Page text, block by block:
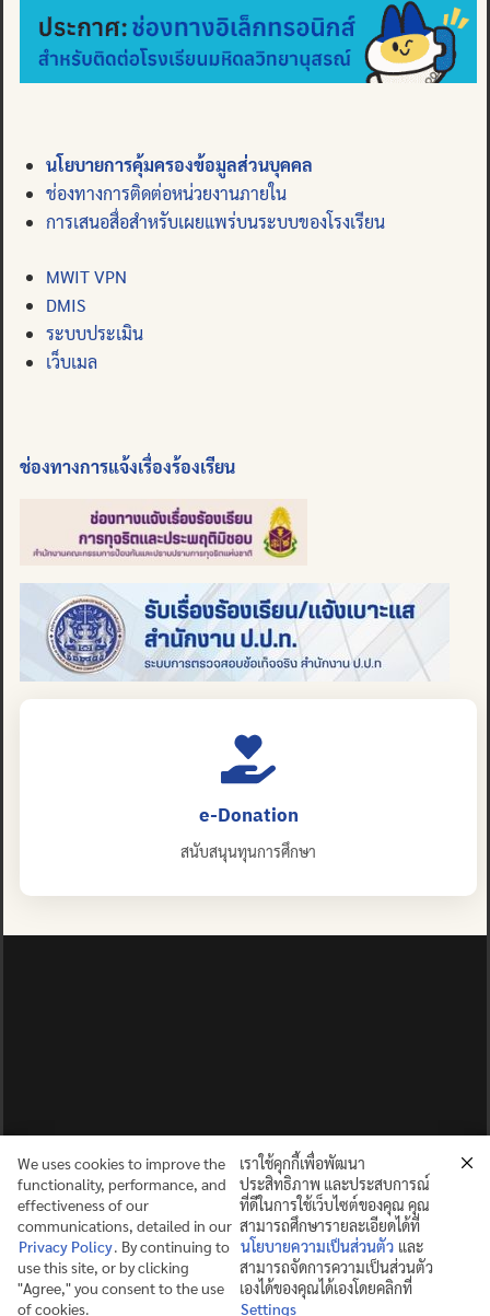
นโยบายการคุ้มครองข้อมูลส่วนบุคคล
ช่องทางการติดต่อหน่วยงานภายใน
การเสนอสื่อสำหรับเผยแพร่บนระบบของโรงเรียน
MWIT VPN
DMIS
ระบบประเมิน
เว็บเมล
ช่องทางการแจ้งเรื่องร้องเรียน
e-Donation
สนับสนุนทุนการศึกษา
ปญฺญาย ปริสุชฺฌติ (คนย่อมบริสุทธิ์ด้วยปัญญา)
©2025 MAHIDOL WITTAYANUSORN SCHOOL. ALL RIGHTS
We uses cookies to improve the
functionality, performance, and
effectiveness of our
communications, detailed in our
Privacy Policy. By continuing to
use this site, or by clicking
"Agree," you consent to the use
of cookies.
เราใช้คุกกี้เพื่อพัฒนา
ประสิทธิภาพ และประสบการณ์
ที่ดีในการใช้เว็บไซต์ของคุณ คุณ
สามารถศึกษารายละเอียดได้ที่
นโยบายความเป็นส่วนตัว และ
สามารถจัดการความเป็นส่วนตัว
เองได้ของคุณได้เองโดยคลิกที่
Settings